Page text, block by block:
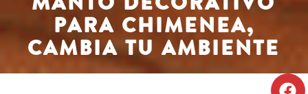
PARA CHIMENEA,
CAMBIA TU AMBIENTE